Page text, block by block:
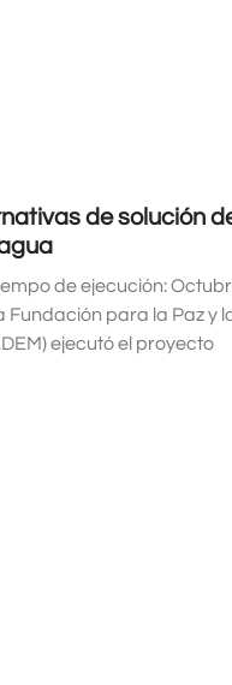
de solución
de ejecución:
Fundación para la Paz y
ejecutó el proyecto